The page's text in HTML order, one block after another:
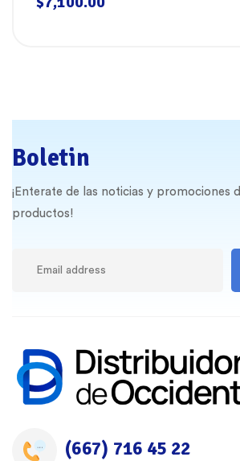
Boletin
¡Enterate de las noticias y promociones
productos!
(667) 716 45 22